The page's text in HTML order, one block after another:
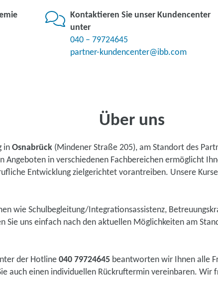
Kontaktieren Sie unser Kundencenter
unter
040 – 79724645
partner-kundencenter@ibb.com
Über uns
in Osnabrück (Mindener Straße 205), am Standort des
in verschiedenen Fachbereichen ermöglicht
Entwicklung zielgerichtet vorantreiben. Unsere
wie Schulbegleitung/Integrationsassistenz,
Sie uns einfach nach den aktuellen Möglichkeiten am
der Hotline 040 79724645 beantworten wir Ihnen alle
auch einen individuellen Rückruftermin vereinbaren. Wir